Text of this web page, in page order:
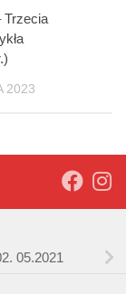
Trzecia
2023
05.2021